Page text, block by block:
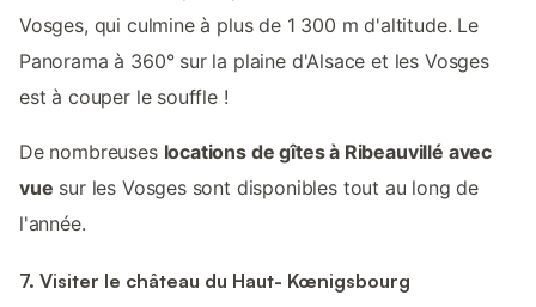
Vosges, qui culmine à plus de 1 300 m d'altitude. Le
Panorama à 360° sur la plaine d'Alsace et les Vosges
est à couper le souffle !
De nombreuses locations de gîtes à Ribeauvillé avec
vue sur les Vosges sont disponibles tout au long de
l'année.
7. Visiter le château du Haut- Kœnigsbourg